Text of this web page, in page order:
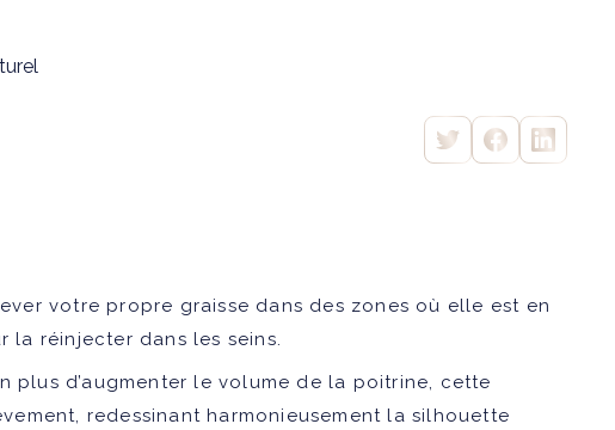
votre propre graisse dans des zones où elle est en
la réinjecter dans les seins.
plus d’augmenter le volume de la poitrine, cette
redessinant harmonieusement la silhouette